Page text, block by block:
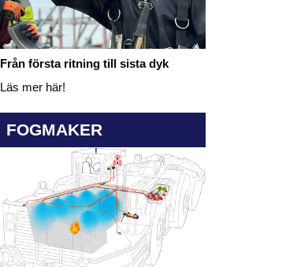
Från första ritning till sista dyk
Läs mer här!
FOGMAKER